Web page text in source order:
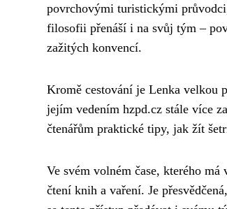
povrchovými turistickými
filosofii přenáší i na svůj tým –
zažitých konvencí.
Kromě cestování je Lenka velkou
jejím vedením hzpd.cz stále více
čtenářům praktické tipy, jak žít
Ve svém volném čase, kterého
čtení knih a vaření. Je